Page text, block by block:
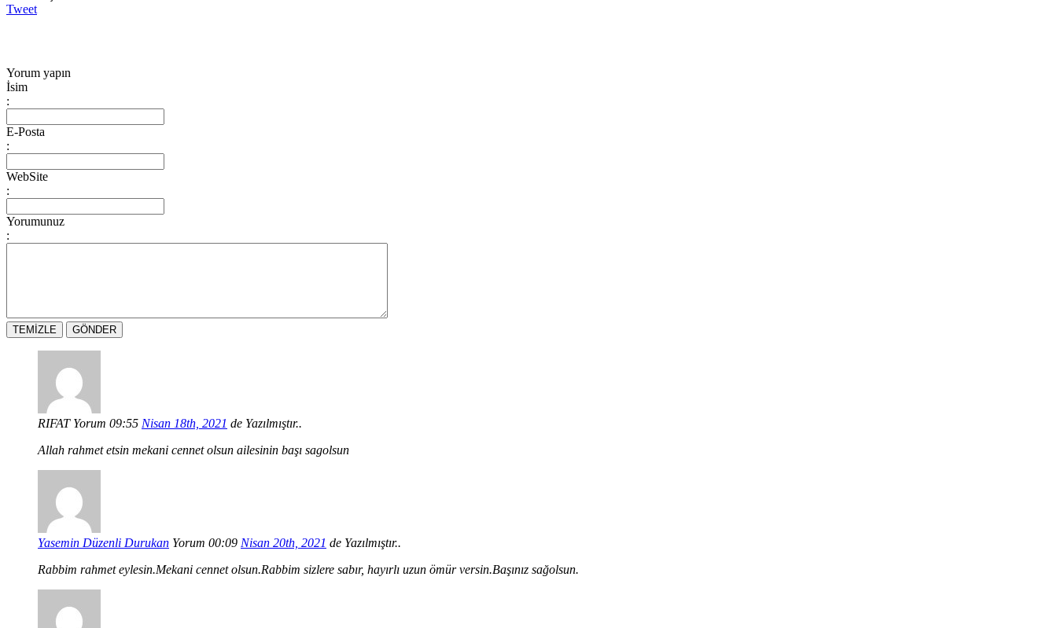
Tweet
Yorum yapın
İsim
:
E-Posta
:
WebSite
:
Yorumunuz
:
RIFAT Yorum 09:55 Nisan 18th, 2021 de Yazılmıştır..
Allah rahmet etsin mekani cennet olsun ailesinin başı sagolsun
Yasemin Düzenli Durukan Yorum 00:09 Nisan 20th, 2021 de Yazılmıştır..
Rabbim rahmet eylesin.Mekani cennet olsun.Rabbim sizlere sabır, hayırlı uzun ömür versin.Başınız sağolsun.